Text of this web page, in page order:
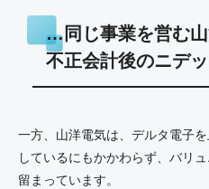
…同じ事業を営む山
不正会計後のニデ
一方、山洋電気は、デルタ電子
しているにもかかわらず、バリ
留まっています。